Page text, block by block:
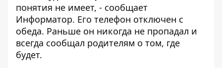
понятия не имеет, - сообщает
Информатор. Его телефон отключен с
обеда. Раньше он никогда не пропадал и
всегда сообщал родителям о том, где
будет.